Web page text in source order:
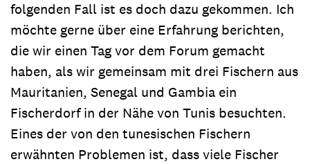
folgenden Fall ist es doch dazu gekommen. Ich
möchte gerne über eine Erfahrung berichten,
die wir einen Tag vor dem Forum gemacht
haben, als wir gemeinsam mit drei Fischern aus
Mauritanien, Senegal und Gambia ein
Fischerdorf in der Nähe von Tunis besuchten.
Eines der von den tunesischen Fischern
erwähnten Problemen ist, dass viele Fischer